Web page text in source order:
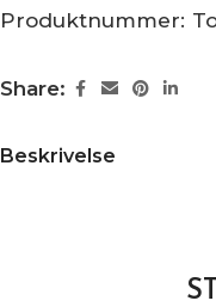
Produktnummer:
Share:
Beskrivelse